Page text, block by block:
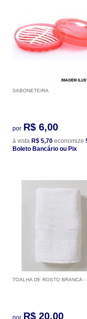
SABONETEIRA
por R$ 6,00
à vista R$ 5,70 economize
Boleto Bancário ou Pix
TOALHA DE ROSTO BRANCA -
por R$ 20,00